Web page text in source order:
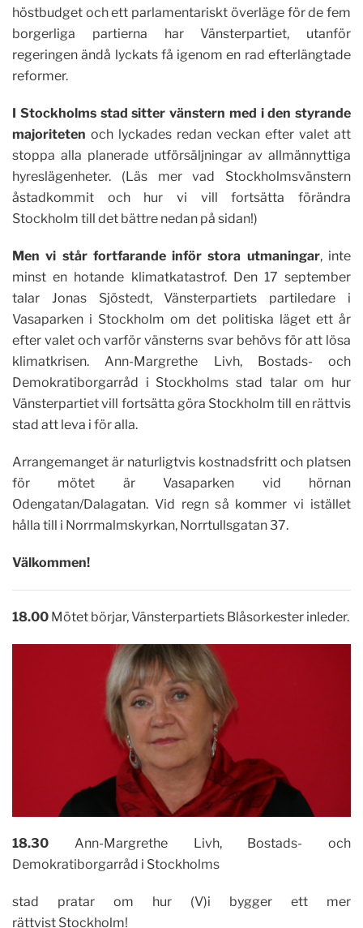
höstbudget och ett parlamentariskt överläge för de fem
borgerliga partierna har Vänsterpartiet, utanför
regeringen ändå lyckats få igenom en rad efterlängtade
reformer.
I Stockholms stad sitter vänstern med i den styrande
majoriteten och lyckades redan veckan efter valet att
stoppa alla planerade utförsäljningar av allmännyttiga
hyreslägenheter. (Läs mer vad Stockholmsvänstern
åstadkommit och hur vi vill fortsätta förändra
Stockholm till det bättre nedan på sidan!)
Men vi står fortfarande inför stora utmaningar, inte
minst en hotande klimatkatastrof. Den 17 september
talar Jonas Sjöstedt, Vänsterpartiets partiledare i
Vasaparken i Stockholm om det politiska läget ett år
efter valet och varför vänsterns svar behövs för att lösa
klimatkrisen. Ann-Margrethe Livh, Bostads- och
Demokratiborgarråd i Stockholms stad talar om hur
Vänsterpartiet vill fortsätta göra Stockholm till en rättvis
stad att leva i för alla.
Arrangemanget är naturligtvis kostnadsfritt och platsen
för mötet är Vasaparken vid hörnan
Odengatan/Dalagatan. Vid regn så kommer vi istället
hålla till i Norrmalmskyrkan, Norrtullsgatan 37.
Välkommen!
18.00 Mötet börjar, Vänsterpartiets Blåsorkester inleder.
18.30 Ann-Margrethe Livh, Bostads- och
Demokratiborgarråd i Stockholms
stad pratar om hur (V)i bygger ett mer
rättvist Stockholm!